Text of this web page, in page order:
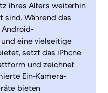
ihres Alters weiterhin
sind. Während das
Android-
eine vielseitige
setzt das iPhone
und zeichnet
Ein-Kamera-
bieten